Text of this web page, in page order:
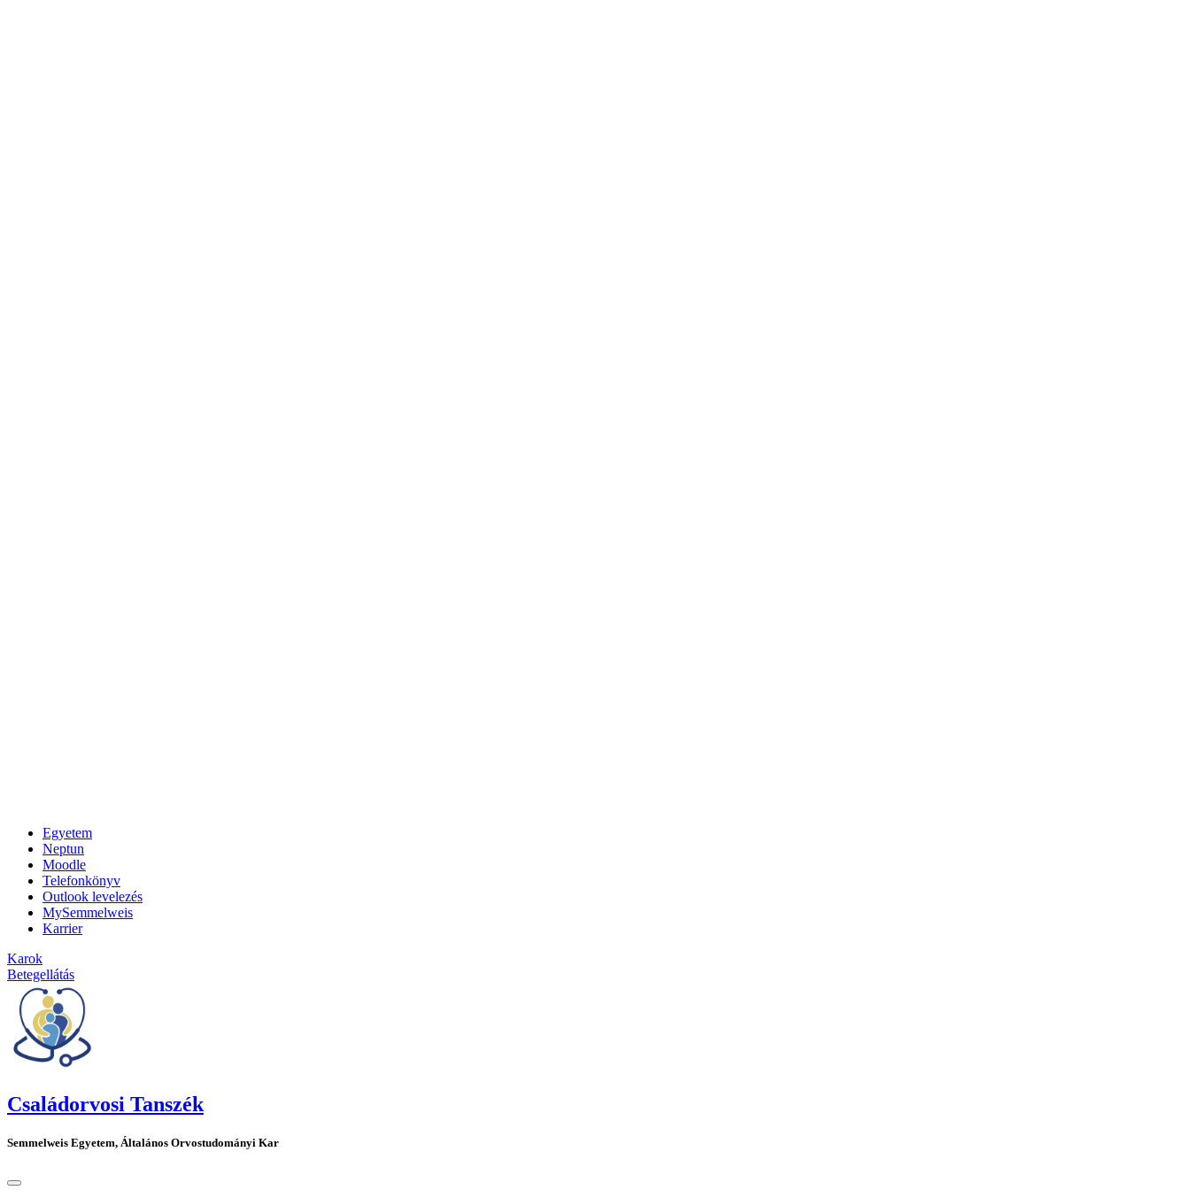
Egyetem
Neptun
Moodle
Telefonkönyv
Outlook levelezés
MySemmelweis
Karrier
Karok
Betegellátás
Családorvosi Tanszék
Semmelweis Egyetem, Általános Orvostudományi Kar